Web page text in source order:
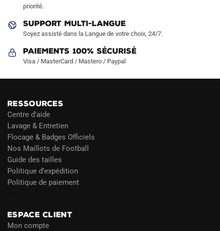
priorité.
SUPPORT MULTI-LANGUE
Soyez assisté dans la Langue de votre choix, 24/7.
Paiements 100% Sécurisé
Visa / MasterCard / Mastero / Paypal
RESSOURCES
Centre d’aide
Lavage & Entretien
Flocage & Badges Officiels
Nos Maillots de Football
Guide des tailles
Politique d’expédition
Politique de paiement
ESPACE CLIENT
Mon compte